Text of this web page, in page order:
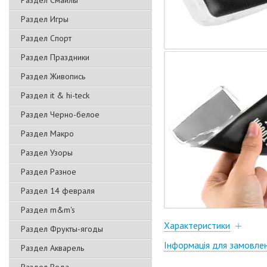
Раздел Игры
Раздел Спорт
Раздел Праздники
Раздел Живопись
Раздел it & hi-teck
Раздел Черно-белое
Раздел Макро
Раздел Узоры
Раздел Разное
Раздел 14 февраля
Раздел m&m's
Раздел Фрукты-ягоды
Раздел Акварель
Характеристики
Інформація для